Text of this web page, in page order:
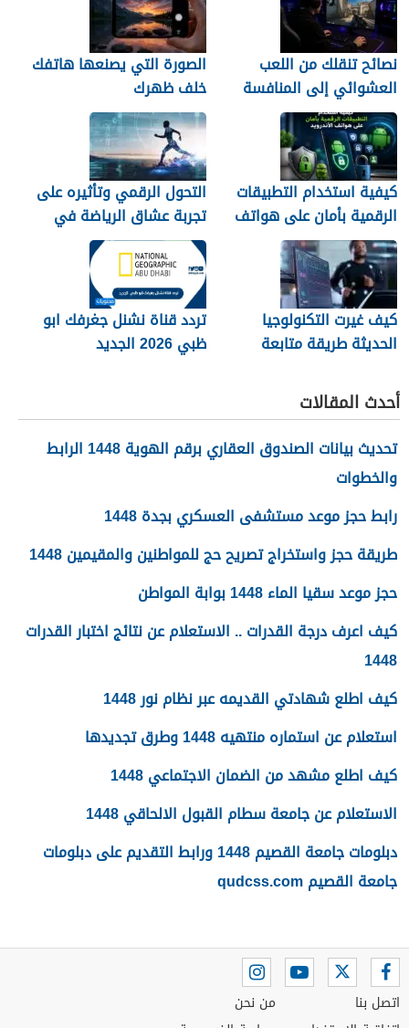
نصائح تنقلك من اللعب
العشوائي إلى المنافسة
الصورة التي يصنعها هاتفك
خلف ظهرك
كيفية استخدام التطبيقات
الرقمية بأمان على هواتف
الأندرويد
التحول الرقمي وتأثيره على
تجربة عشاق الرياضة في
الجزائر
كيف غيرت التكنولوجيا
الحديثة طريقة متابعة
تردد قناة نشنل جغرفك ابو
ظبي 2026 الجديد
أحدث المقالات
تحديث بيانات الصندوق العقاري برقم الهوية 1448 الرابط
والخطوات
رابط حجز موعد مستشفى العسكري بجدة 1448
طريقة حجز واستخراج تصريح حج للمواطنين والمقيمين 1448
حجز موعد سقيا الماء 1448 بوابة المواطن
كيف اعرف درجة القدرات .. الاستعلام عن نتائج اختبار القدرات
1448
كيف اطلع شهادتي القديمه عبر نظام نور 1448
استعلام عن استماره منتهيه 1448 وطرق تجديدها
كيف اطلع مشهد من الضمان الاجتماعي 1448
الاستعلام عن جامعة سطام القبول الالحاقي 1448
دبلومات جامعة القصيم 1448 ورابط التقديم على دبلومات
جامعة القصيم qudcss.com
اتصل بنا
من نحن